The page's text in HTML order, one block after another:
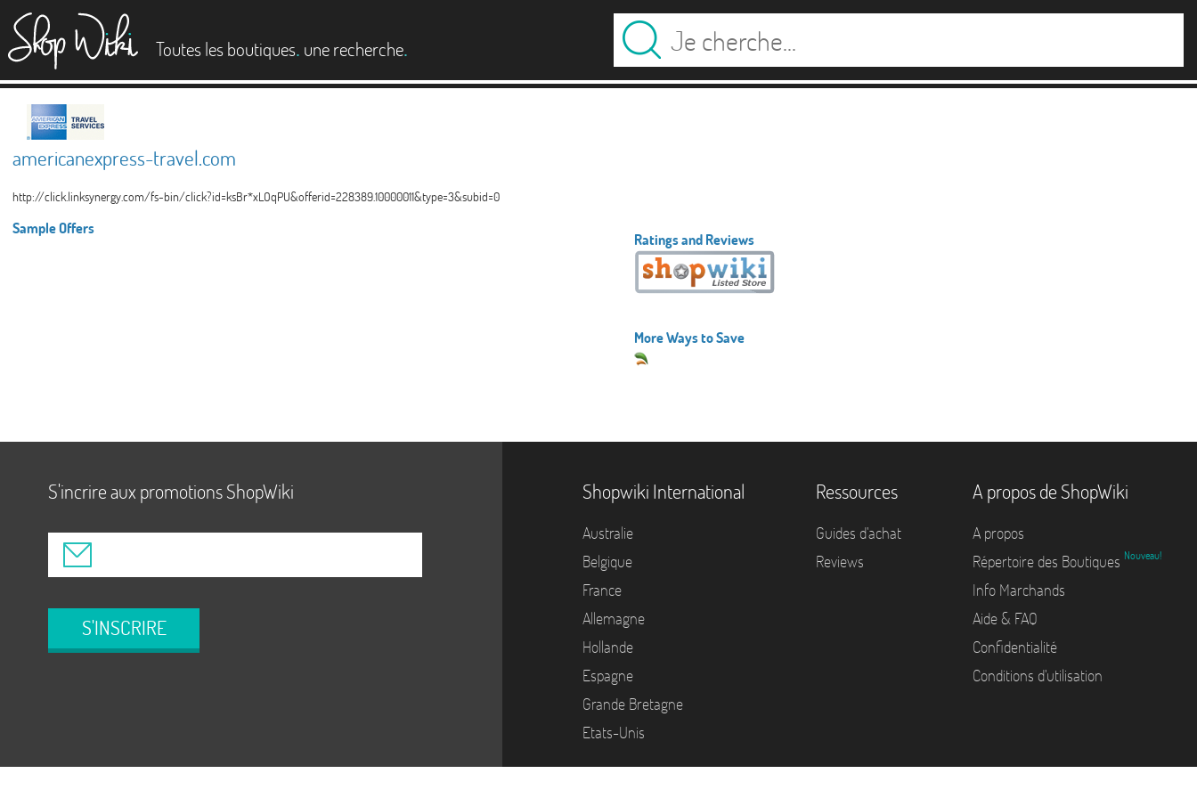
Toutes les boutiques. une recherche.
americanexpress-travel.com
http://click.linksynergy.com/fs-bin/click?id=ksBr*xLOqPU&offerid=228389.10000011&type=3&subid=0
Sample Offers
Ratings and Reviews
More Ways to Save
S'incrire aux promotions ShopWiki
S'INSCRIRE
Shopwiki International
Australie
Belgique
France
Allemagne
Hollande
Espagne
Grande Bretagne
Etats-Unis
Ressources
Guides d'achat
Reviews
A propos de ShopWiki
A propos
Répertoire des Boutiques Nouveau!
Info Marchands
Aide & FAQ
Confidentialité
Conditions d'utilisation